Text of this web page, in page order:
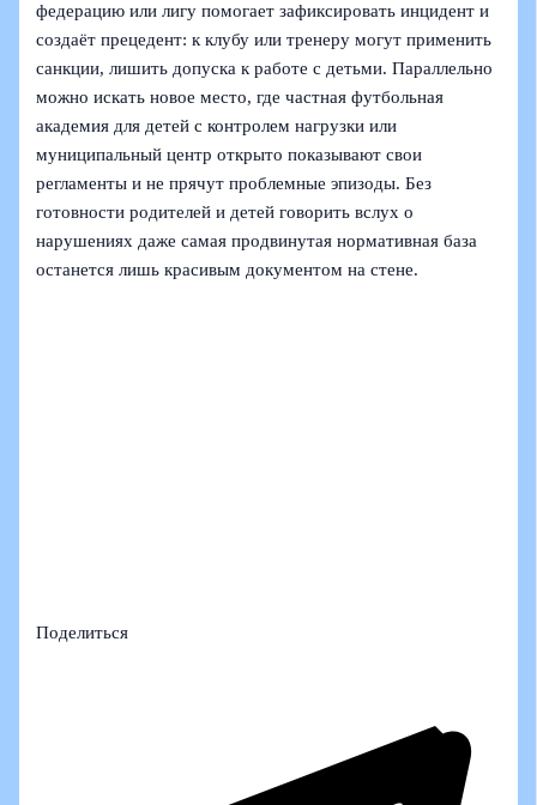
федерацию или лигу помогает зафиксировать инцидент и
создаёт прецедент: к клубу или тренеру могут применить
санкции, лишить допуска к работе с детьми. Параллельно
можно искать новое место, где частная футбольная
академия для детей с контролем нагрузки или
муниципальный центр открыто показывают свои
регламенты и не прячут проблемные эпизоды. Без
готовности родителей и детей говорить вслух о
нарушениях даже самая продвинутая нормативная база
останется лишь красивым документом на стене.
Поделиться